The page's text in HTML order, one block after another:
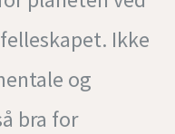
Ikke
og
bra for